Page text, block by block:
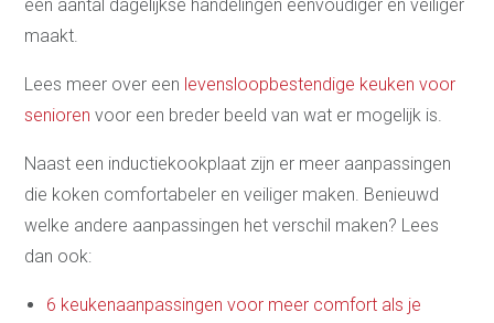
een aantal dagelijkse handelingen eenvoudiger en veiliger
maakt.
Lees meer over een levensloopbestendige keuken voor
senioren voor een breder beeld van wat er mogelijk is.
Naast een inductiekookplaat zijn er meer aanpassingen
die koken comfortabeler en veiliger maken. Benieuwd
welke andere aanpassingen het verschil maken? Lees
dan ook:
6 keukenaanpassingen voor meer comfort als je